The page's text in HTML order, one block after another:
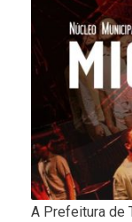
A Prefeitura de